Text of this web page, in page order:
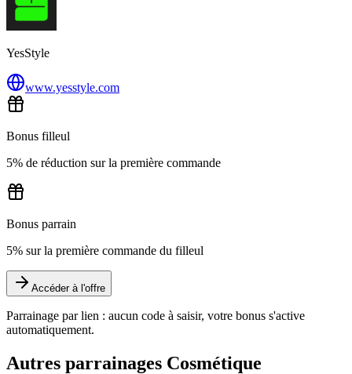
YesStyle
www.yesstyle.com
Bonus filleul
5% de réduction sur la première commande
Bonus parrain
5% sur la première commande du filleul
Accéder à l'offre
Parrainage par lien : aucun code à saisir, votre bonus s'active
automatiquement.
Autres parrainages Cosmétique